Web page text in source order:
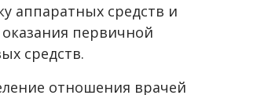
аппаратных средств и
первичной
средств.
отношения врачей